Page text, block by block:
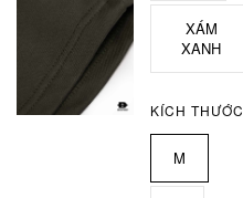
XÁM
XANH
KÍCH THƯỚC
M